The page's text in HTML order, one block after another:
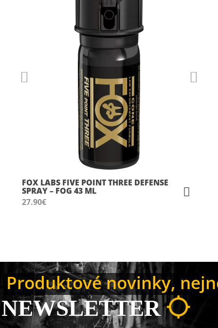
FOX LABS FIVE POINT THREE DEFENSE
SPRAY – FOG 43 ML
27.90€
Produktové novinky,
NEWSLETTER